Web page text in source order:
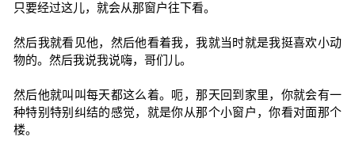
只要经过这儿，就会从那窗户往下看。
然后我就看见他，然后他看着我，我就当时就是我挺喜欢小动
物的。然后我说我说嗨，哥们儿。
然后他就叫叫每天都这么着。呃，那天回到家里，你就会有一
种特别特别纠结的感觉，就是你从那个小窗户，你看对面那个
楼。